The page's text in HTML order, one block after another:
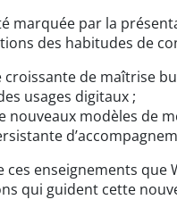
marquée par la
des habitudes de
croissante de maîtrise
usages digitaux ;
nouveaux modèles de
ces enseignements
qui guident cette